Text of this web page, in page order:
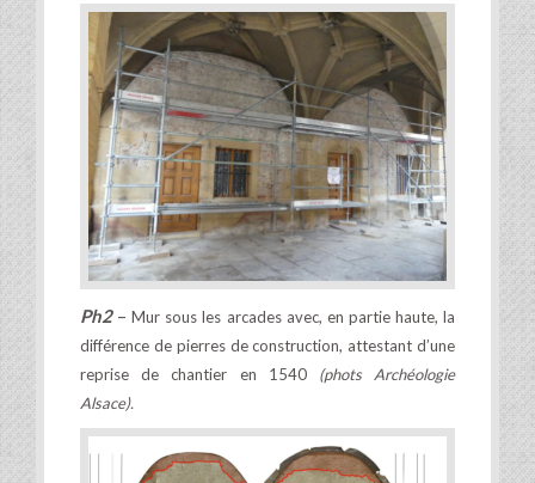
Ph2–Mur sous les arcades avec, en partie haute, la
différence de pierres de construction, attestant d’une
reprise de chantier en 1540 (phots Archéologie
Alsace).